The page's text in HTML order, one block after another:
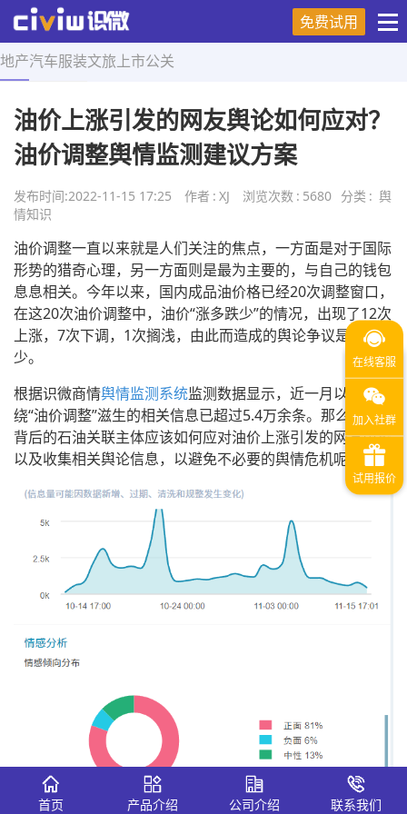
免费试用
地产汽车服装文旅 上市公关
首页 > 舆情知识 > 正文
油价上涨引发的网友舆论如何应对？
油价调整舆情监测建议方案
发布时间:2022-11-15 17:25 作者 : XJ 浏览次数 : 5680 分类 : 舆
情知识
油价调整一直以来就是人们关注的焦点，一方面是对于国际
形势的猎奇心理，另一方面则是最为主要的，与自己的钱包
息息相关。今年以来，国内成品油价格已经20次调整窗口，
在这20次油价调整中，油价“涨多跌少”的情况，出现了12次
上涨，7次下调，1次搁浅，由此而造成的舆论争议是只多不
少。
根据识微商情舆情监测系统监测数据显示，近一月以来，围
绕“油价调整”滋生的相关信息已超过5.4万余条。那么，作为
背后的石油关联主体应该如何应对油价上涨引发的网友舆论
以及收集相关舆论信息，以避免不必要的舆情危机呢？
首页 产品介绍 公司介绍 联系我们